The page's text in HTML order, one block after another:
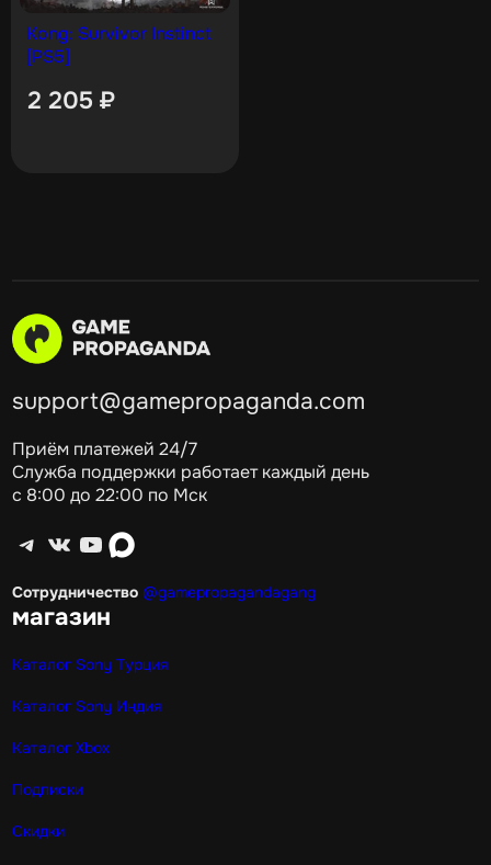
Kong: Survivor Instinct
[PS5]
2 205 ₽
support@gamepropaganda.com
Приём платежей 24/7
Служба поддержки работает каждый день
с 8:00 до 22:00 по Мск
Telegram ВКонтакте YouTube max
Сотрудничество @gamepropagandagang
магазин
Каталог Sony Турция
Каталог Sony Индия
Каталог Xbox
Подписки
Скидки